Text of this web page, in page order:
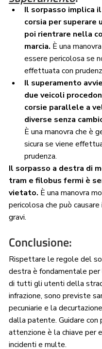
Il sorpasso implica
corsia per superare
poi rientrare nella
marcia. È una
essere pericolosa se
effettuata con
Il superamento
due veicoli
corsie parallele a
diverse senza
È una manovra che è
sicura se viene
prudenza.
Il sorpasso a destra di
tram e filobus fermi è
vietato. È una manovra
pericolosa che può causare
gravi.
Conclusione:
Rispettare le regole del
destra è fondamentale per
di tutti gli utenti della
infrazione, sono previste
pecuniarie e la
dalla patente. Guidare con
attenzione è la chiave per
incidenti e multe.